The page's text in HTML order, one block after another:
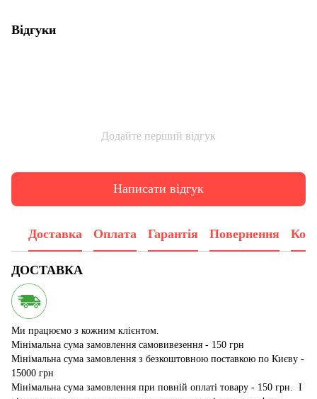
Відгуки
Додайте перший відгук
Написати відгук
Доставка Оплата Гарантія Повернення
ДОСТАВКА
Ми працюємо з кожним клієнтом.
Мінімальна сума замовлення самовивезення - 150 грн
Мінімальна сума замовлення з безкоштовною поставкою по Києву -
15000 грн
Мінімальна сума замовлення при повній оплаті товару - 150 грн. І